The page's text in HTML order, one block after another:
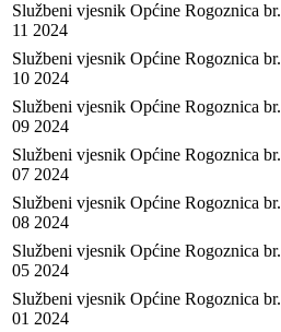
Službeni vjesnik Općine Rogoznica br.
11 2024
Službeni vjesnik Općine Rogoznica br.
10 2024
Službeni vjesnik Općine Rogoznica br.
09 2024
Službeni vjesnik Općine Rogoznica br.
07 2024
Službeni vjesnik Općine Rogoznica br.
08 2024
Službeni vjesnik Općine Rogoznica br.
05 2024
Službeni vjesnik Općine Rogoznica br.
01 2024